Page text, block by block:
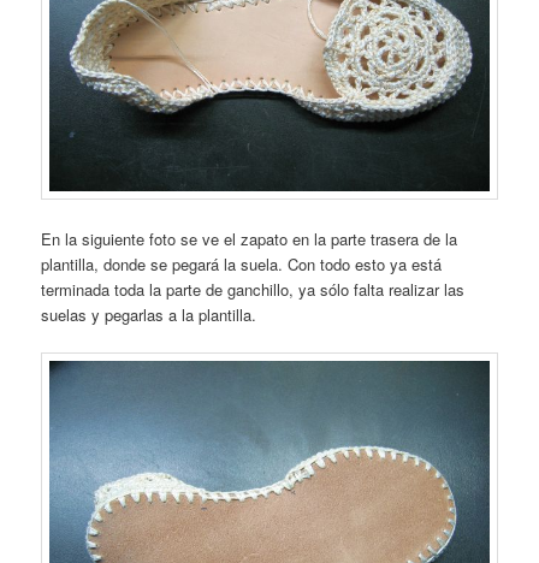
En la siguiente foto se ve el zapato en la parte trasera de la
plantilla, donde se pegará la suela. Con todo esto ya está
terminada toda la parte de ganchillo, ya sólo falta realizar las
suelas y pegarlas a la plantilla.